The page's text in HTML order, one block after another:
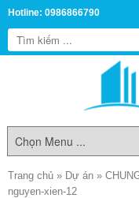
Hotline: 0986866790
Trang chủ » Dự án »
nguyen-xien-12